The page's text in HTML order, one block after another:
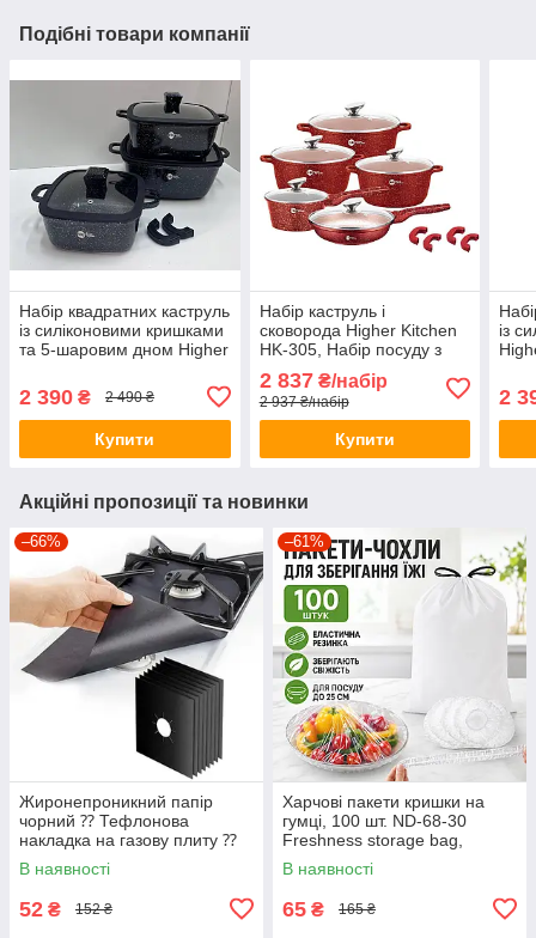
Подібні товари компанії
Набір квадратних каструль
із силіконовими кришками
та 5-шаровим дном Higher
2 390 ₴ 2 490 ₴
Купити
Набір каструль і
сковорода Higher Kitchen
HK-305, Набір посуду з
покриттям КРАСНИЙ
2 837₴/набір
2 937 ₴/набір
Купити
із
2
Акційні пропозиції та новинки
–66%
Жиронепроникний папір
чорний ⁇ Тефлонова
накладка на газову плиту ⁇
Захисний папір для плити
В наявності
52 ₴ 152 ₴
–61%
Харчові пакети кришки на
гумці, 100 шт. ND-68-30
Freshness storage bag,
Прозорі/Поліетиленові пакети
для їжі
В наявності
65 ₴ 165 ₴